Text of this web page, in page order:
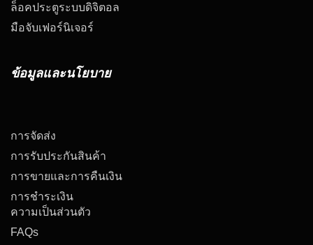
ล็อคประตูระบบดิจิตอล
มือจับเฟอร์นิเจอร์
ข้อมูลและนโยบาย
การจัดส่ง
การรับประกันสินค้า
การขายและการคืนเงิน
การชำระเงิน
ความเป็นส่วนตัว
FAQs